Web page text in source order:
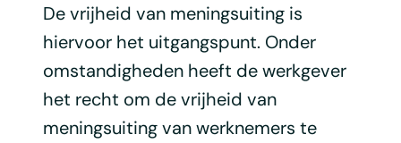
De vrijheid van meningsuiting is
hiervoor het uitgangspunt. Onder
omstandigheden heeft de werkgever
het recht om de vrijheid van
meningsuiting van werknemers te